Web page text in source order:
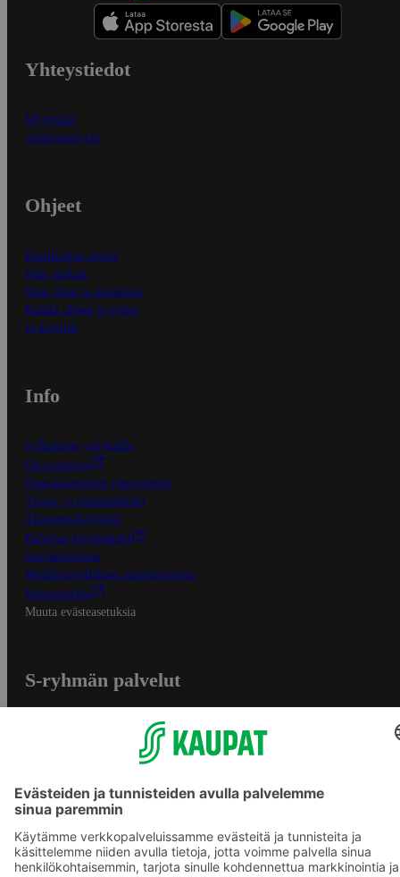
Yhteystiedot
Myymälät
Asiakaspalvelu
Ohjeet
Ensitilaajan ohjeet
Näin maksat
Näin tilaat ja muokkaat
Kaikki ohjeet ja vinkit
In English
Info
S-Business yrityksille
Oiva-raportit
Osuuskauppojen yhteystiedot
Tilaus- ja toimitusehdot
Tietosuojakäytäntö
Palvelun käyttöehdot
Saavutettavuus
Mobiilisovelluksen saavutettavuus
Mainostajalle
Muuta evästeasetuksia
S-ryhmän palvelut
S-ostoslista -sovellus
Prisma.fi
Sokos.fi
S-Pankki
Yhteishyvä